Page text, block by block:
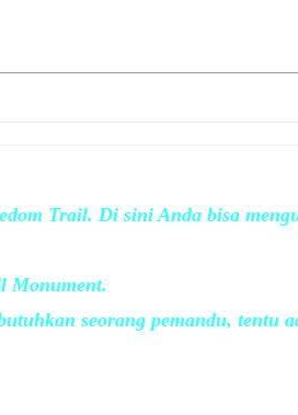
Trail. Di sini Anda bisa
Monument.
seorang pemandu, tentu